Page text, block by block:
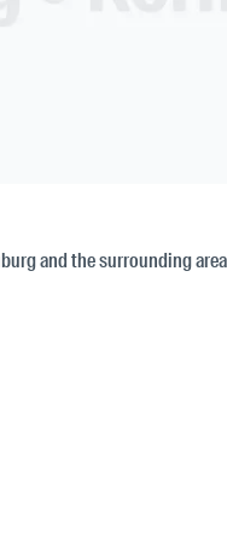
and the surrounding